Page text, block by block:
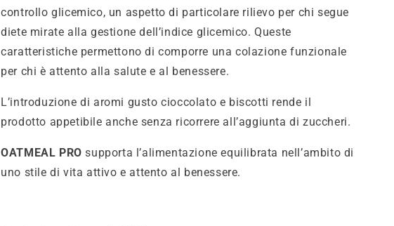
controllo glicemico, un aspetto di particolare rilievo per chi segue
diete mirate alla gestione dell’indice glicemico. Queste
caratteristiche permettono di comporre una colazione funzionale
per chi è attento alla salute e al benessere.
L’introduzione di aromi gusto cioccolato e biscotti rende il
prodotto appetibile anche senza ricorrere all’aggiunta di zuccheri.
OATMEAL PRO supporta l’alimentazione equilibrata nell’ambito di
uno stile di vita attivo e attento al benessere.